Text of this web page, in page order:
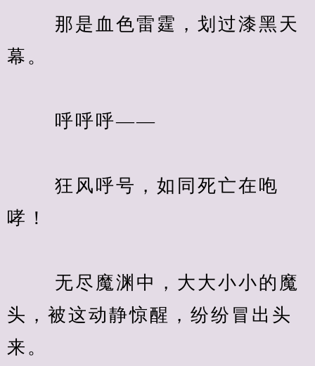
那是血色雷霆，划过漆黑天
幕。
呼呼呼——
狂风呼号，如同死亡在咆
哮！
无尽魔渊中，大大小小的魔
头，被这动静惊醒，纷纷冒出头
来。